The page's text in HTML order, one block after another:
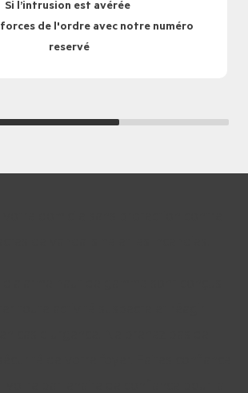
Si l’intrusion est avérée
de l'ordre avec notre numéro
reservé